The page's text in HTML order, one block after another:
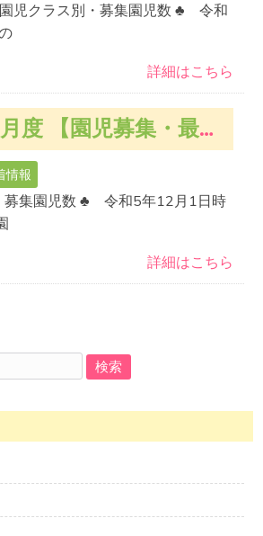
児クラス別・募集園児数 ♣ 令和
詳細はこちら
募集・最新空き状況のお知らせ】
情報
募集園児数 ♣ 令和5年12月1日時
詳細はこちら